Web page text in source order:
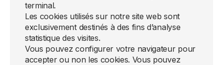
terminal.
Les cookies utilisés sur notre site web sont
exclusivement destinés à des fins d’analyse
statistique des visites.
Vous pouvez configurer votre navigateur pour
accepter ou non les cookies. Vous pouvez